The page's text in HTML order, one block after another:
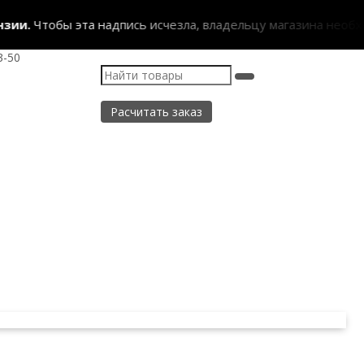
Чтобы эта надпись исчезла, владельцу магазина
50
Расчитать заказ